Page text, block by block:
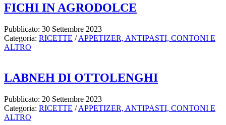
FICHI IN AGRODOLCE
Pubblicato: 30 Settembre 2023
Categoria: RICETTE /APPETIZER, ANTIPASTI, CONTONI E
ALTRO
LABNEH DI OTTOLENGHI
Pubblicato: 20 Settembre 2023
Categoria: RICETTE /APPETIZER, ANTIPASTI, CONTONI E
ALTRO